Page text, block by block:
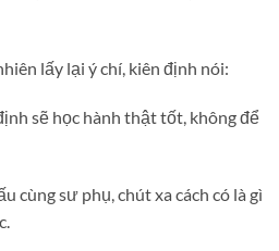
lấy lại ý chí, kiên định nói:
sẽ học hành thật tốt, không để
cùng sư phụ, chút xa cách có là gì